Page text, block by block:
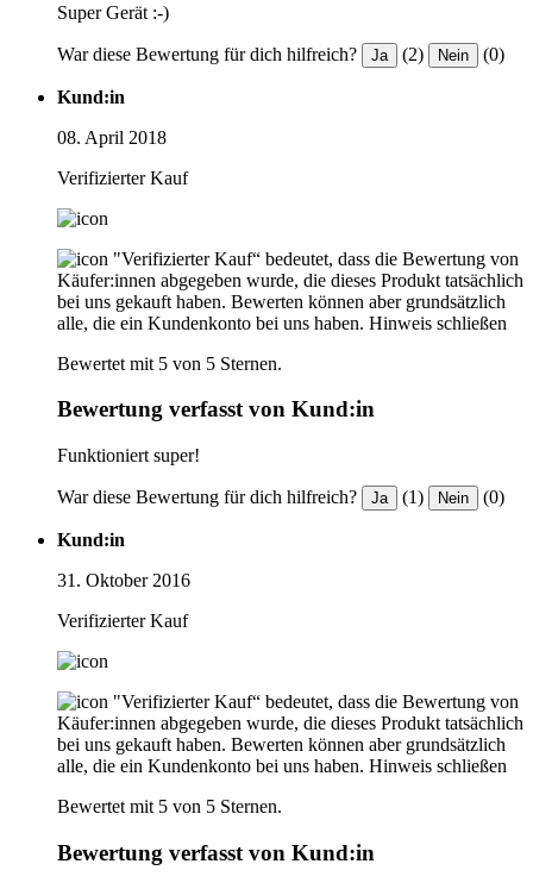
Super Gerät :-)
War diese Bewertung für dich hilfreich? Ja (2) Nein (0)
Kund:in
08. April 2018
Verifizierter Kauf
"Verifizierter Kauf“ bedeutet, dass die Bewertung von
Käufer:innen abgegeben wurde, die dieses Produkt tatsächlich
bei uns gekauft haben. Bewerten können aber grundsätzlich
alle, die ein Kundenkonto bei uns haben. Hinweis schließen
Bewertet mit 5 von 5 Sternen.
Bewertung verfasst von Kund:in
Funktioniert super!
War diese Bewertung für dich hilfreich? Ja (1) Nein (0)
Kund:in
31. Oktober 2016
Verifizierter Kauf
"Verifizierter Kauf“ bedeutet, dass die Bewertung von
Käufer:innen abgegeben wurde, die dieses Produkt tatsächlich
bei uns gekauft haben. Bewerten können aber grundsätzlich
alle, die ein Kundenkonto bei uns haben. Hinweis schließen
Bewertet mit 5 von 5 Sternen.
Bewertung verfasst von Kund:in